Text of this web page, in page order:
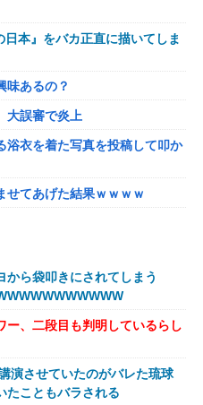
日本』をバカ正直に描いてしま
味あるの？
大誤審で炎上
浴衣を着た写真を投稿して叩か
せてあげた結果ｗｗｗｗ
かべたもの
取っ組み合い！
「ゲーム音楽をやらないと儲か
する😡」
びに思うんだ 空母機動部隊っ
から袋叩きにされてしまう
ー、二段目も判明しているらし
演させていたのがバレた琉球
たこともバラされる